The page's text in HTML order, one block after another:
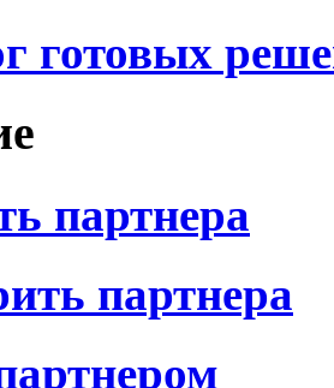
готовых
партнера
партнера